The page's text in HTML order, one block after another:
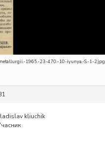
1965.-23-470.-10-iyunya.-S.-1-2.jpg
kliuchik